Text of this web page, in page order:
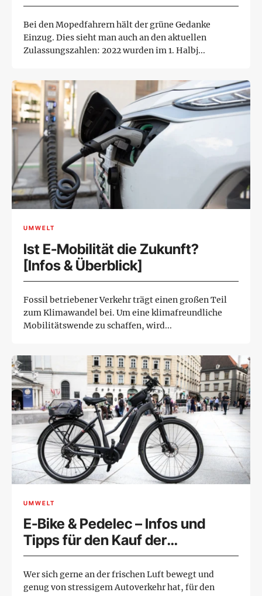
Bei den Mopedfahrern hält der grüne Gedanke
Einzug. Dies sieht man auch an den aktuellen
Zulassungszahlen: 2022 wurden im 1. Halbj...
UMWELT
Ist E-Mobilität die Zukunft?
[Infos & Überblick]
Fossil betriebener Verkehr trägt einen großen Teil
zum Klimawandel bei. Um eine klimafreundliche
Mobilitätswende zu schaffen, wird...
UMWELT
E-Bike & Pedelec – Infos und
Tipps für den Kauf der
nachhaltigen Verkehrsmittel
Wer sich gerne an der frischen Luft bewegt und
genug von stressigem Autoverkehr hat, für den